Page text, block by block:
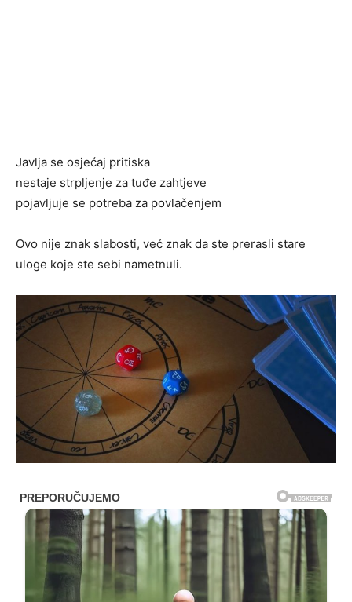
Javlja se osjećaj pritiska
nestaje strpljenje za tuđe zahtjeve
pojavljuje se potreba za povlačenjem
Ovo nije znak slabosti, već znak da ste prerasli stare
uloge koje ste sebi nametnuli.